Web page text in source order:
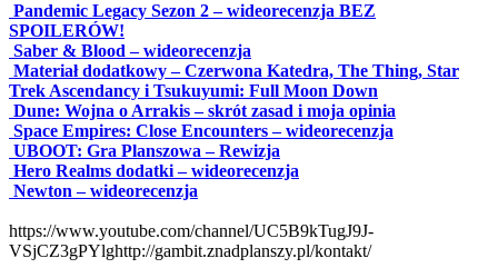
Pandemic Legacy Sezon 2 – wideorecenzja BEZ
SPOILERÓW!
Saber & Blood – wideorecenzja
Materiał dodatkowy – Czerwona Katedra, The Thing, Star
Trek Ascendancy i Tsukuyumi: Full Moon Down
Dune: Wojna o Arrakis – skrót zasad i moja opinia
Space Empires: Close Encounters – wideorecenzja
UBOOT: Gra Planszowa – Rewizja
Hero Realms dodatki – wideorecenzja
Newton – wideorecenzja
https://www.youtube.com/channel/UC5B9kTugJ9J-
VSjCZ3gPYlghttp://gambit.znadplanszy.pl/kontakt/